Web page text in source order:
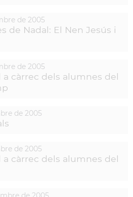
de 2005
de Nadal: El Nen Jesús i
de 2005
a càrrec dels alumnes del
de 2005
de 2005
a càrrec dels alumnes del